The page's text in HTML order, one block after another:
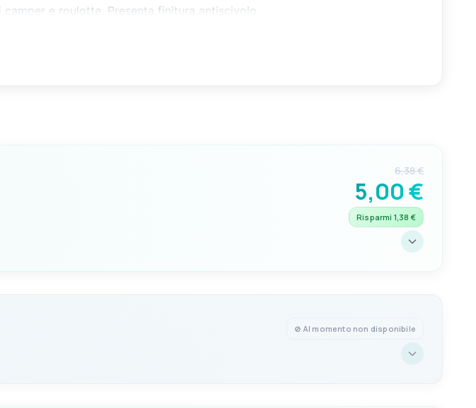
e roulotte. Presenta finitura antiscivolo.
6,38 €
5,00 €
Risparmi 1,38 €
⊘ Al momento non disponibile